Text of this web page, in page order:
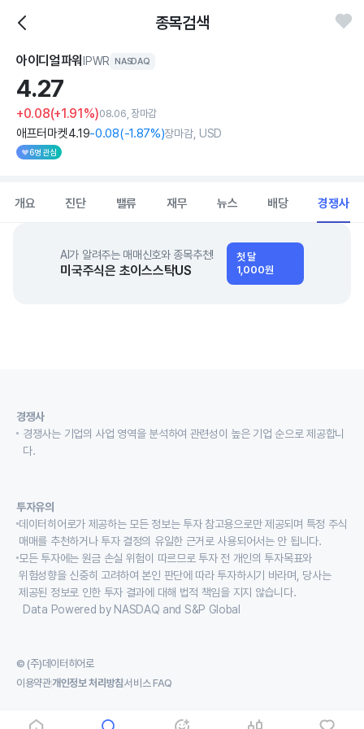
종목검색
아이디얼파워 IPWR NASDAQ
4.27
+0.08(+1.91%)08.06, 장마감
애프터마켓4.19-0.08(-1.87%)장마감, USD
6명 관심
개요 진단 밸류 재무 뉴스 배당 경쟁사
AI가 알려주는 매매신호와 종목추천!
미국주식은 초이스스탁US
첫 달
1,000원
경쟁사
경쟁사는 기업의 사업 영역을 분석하여 관련성이 높은 기업 순으로 제공합니
다.
투자유의
데이터히어로가 제공하는 모든 정보는 투자 참고용으로만 제공되며 특정 주식
매매를 추천하거나 투자 결정의 유일한 근거로 사용되어서는 안 됩니다.
모든 투자에는 원금 손실 위험이 따르므로 투자 전 개인의 투자목표와
위험성향을 신중히 고려하여 본인 판단에 따라 투자하시기 바라며, 당사는
제공된 정보로 인한 투자 결과에 대해 법적 책임을 지지 않습니다.
Data Powered by NASDAQ and S&P Global
© (주)데이터히어로
이용약관개인정보 처리방침서비스 FAQ